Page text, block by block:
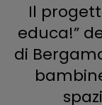
Il
educa!”
di